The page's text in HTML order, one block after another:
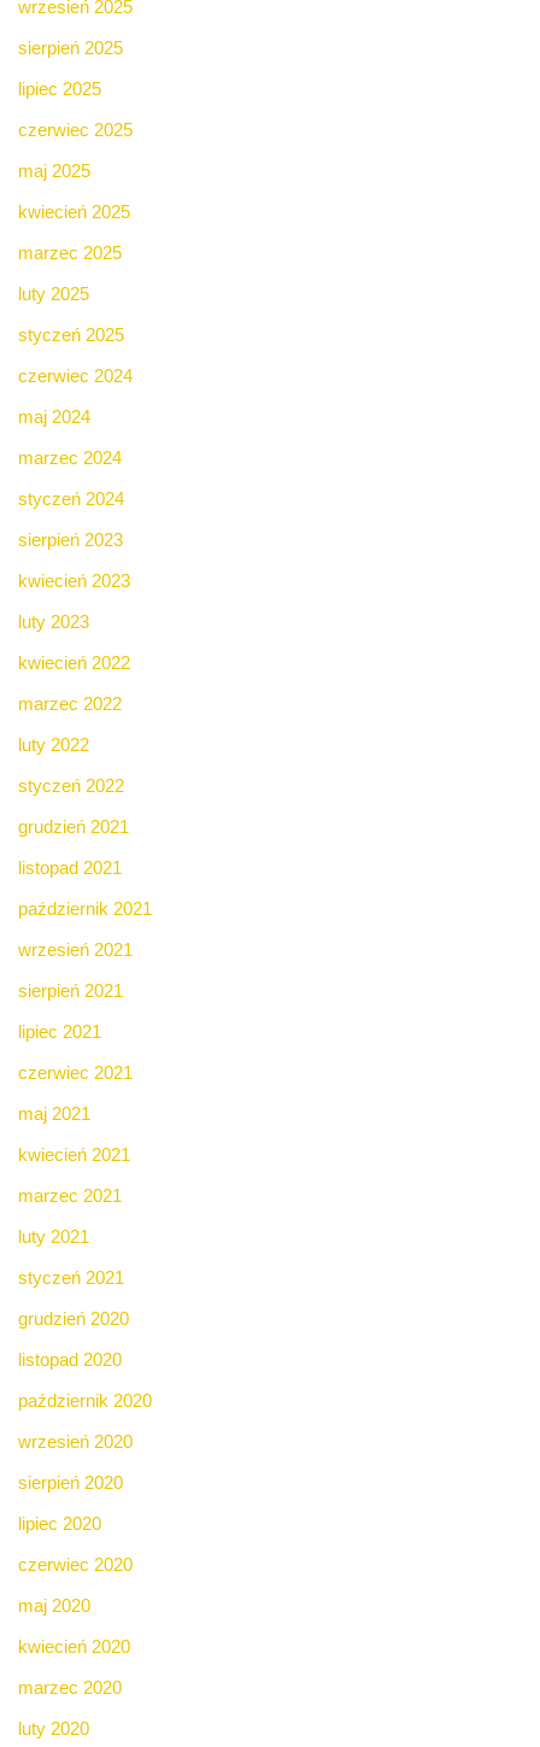
wrzesień 2025
sierpień 2025
lipiec 2025
czerwiec 2025
maj 2025
kwiecień 2025
marzec 2025
luty 2025
styczeń 2025
czerwiec 2024
maj 2024
marzec 2024
styczeń 2024
sierpień 2023
kwiecień 2023
luty 2023
kwiecień 2022
marzec 2022
luty 2022
styczeń 2022
grudzień 2021
listopad 2021
październik 2021
wrzesień 2021
sierpień 2021
lipiec 2021
czerwiec 2021
maj 2021
kwiecień 2021
marzec 2021
luty 2021
styczeń 2021
grudzień 2020
listopad 2020
październik 2020
wrzesień 2020
sierpień 2020
lipiec 2020
czerwiec 2020
maj 2020
kwiecień 2020
marzec 2020
luty 2020